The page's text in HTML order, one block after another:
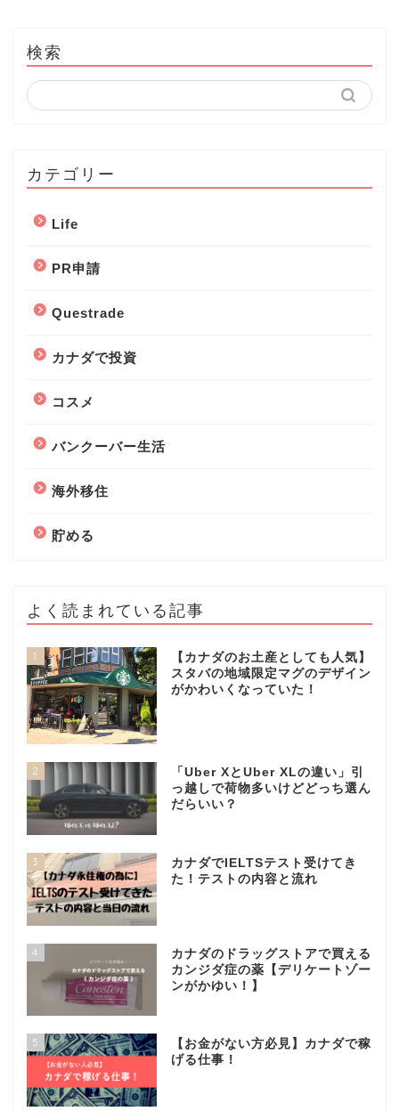
検索
カテゴリー
Life
PR申請
Questrade
カナダで投資
コスメ
バンクーバー生活
海外移住
貯める
よく読まれている記事
1
【カナダのお土産としても人気】
スタバの地域限定マグのデザイン
がかわいくなっていた！
2
「Uber XとUber XLの違い」引
っ越しで荷物多いけどどっち選ん
だらいい？
3
カナダでIELTSテスト受けてき
た！テストの内容と流れ
4
カナダのドラッグストアで買える
カンジダ症の薬【デリケートゾー
ンがかゆい！】
5
【お金がない方必見】カナダで稼
げる仕事！